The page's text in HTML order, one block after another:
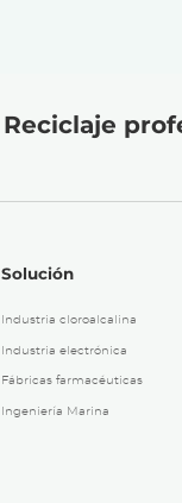
Reciclaje
Solución
Industria cloroalcalina
Industria electrónica
Fábricas farmacéuticas
Ingeniería Marina